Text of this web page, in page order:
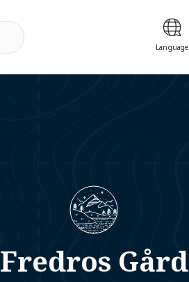
Language
Fredros Gård